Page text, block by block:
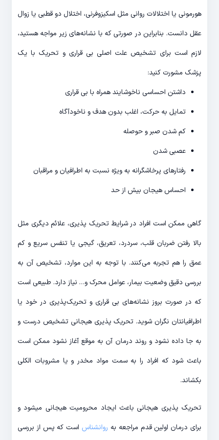
هورمونی یا اختلالات روانی مثل اسکیزوفرنی، اختلال دو قطبی یا زوال
عقل دانست. بنابراین در صورتی که با نشانه‌های زیر مواجه هستید،
لازم است برای تشخیص علت اصلی بی قراری و تحریک با یک
پزشک مشورت کنید:
داشتن احساسی ناخوشایند همراه با بی قراری
تمایل به حرکت، اغلب بدون هدف و ناخودآگاه
کم شدن صبر و حوصله
عصبی شدن
رفتارهای پرخاشگرانه به ویژه نسبت به اطرافیان و مراقبان
احساس هیجان بیش از حد
گاهی ممکن است افراد در شرایط تحریک پذیری، علائم دیگری مثل
بالا رفتن ضربان قلب، سردرد، تعریق، گیجی یا تنفس سریع و کم
عمق را هم تجربه می‌کنند. با توجه به این موارد، تشخیص آن به
بررسی دقیق وضعیت بیمار، عوامل محرک و… نیاز دارد. طبیعی است
که در صورت بروز نشانه‌های بی قراری و تحریک‌پذیری در خود یا
اطرافیانتان نگران شوید. تحریک پذیری هیجانی تشخیص درست و
به جا داده نشود و روند درمان آن به موقع آغاز نشود ممکن است
باعث شود که افراد را به سمت مواد مخدر و یا مشروبات الکلی
بکشاند.
تحریک پذیری هیجانی باعث ایجاد محرومیت هیجانی میشود و
برای درمان اولین قدم مراجعه به روانشناس است که پس از بررسی